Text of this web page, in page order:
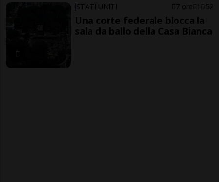
STATI UNITI 7 ore 1 52
Una corte federale blocca la
sala da ballo della Casa Bianca